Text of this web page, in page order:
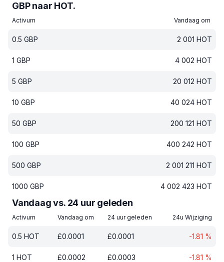
GBP naar HOT.
Activum Vandaag om
0.5 GBP 2 001 HOT
1 GBP 4 002 HOT
5 GBP 20 012 HOT
10 GBP 40 024 HOT
50 GBP 200 121 HOT
100 GBP 400 242 HOT
500 GBP 2 001 211 HOT
1000 GBP 4 002 423 HOT
Vandaag vs. 24 uur geleden
Activum Vandaag om 24 uur geleden 24u Wijziging
0.5 HOT £0.0001 £0.0001 -1.81 %
1 HOT £0.0002 £0.0003 -1.81 %